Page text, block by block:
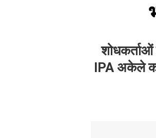
IPA अकेले